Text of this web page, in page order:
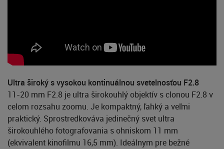
Ultra široký s vysokou kontinuálnou svetelnosťou F2.8
11-20 mm F2.8 je ultra širokouhlý objektív s clonou F2.8 v
celom rozsahu zoomu. Je kompaktný, ľahký a veľmi
praktický. Sprostredkováva jedinečný svet ultra
širokouhlého fotografovania s ohniskom 11 mm
(ekvivalent kinofilmu 16,5 mm). Ideálnym pre bežné